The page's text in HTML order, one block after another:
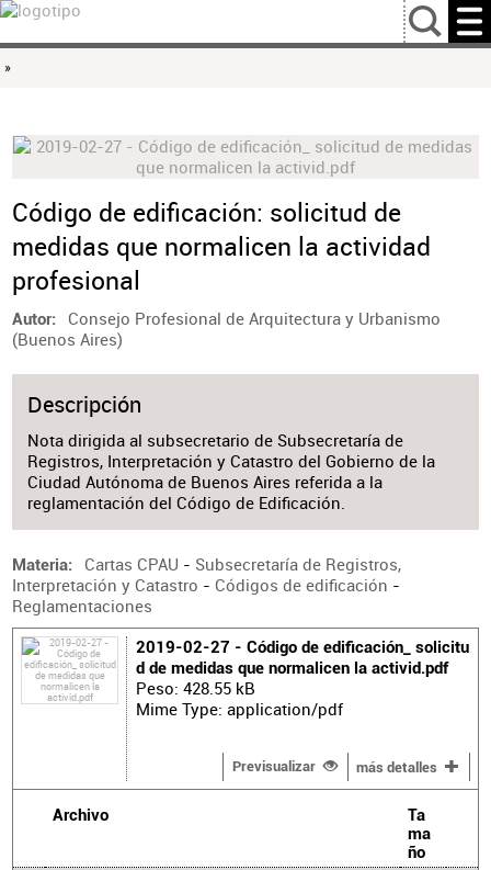
…
»
Código de edificación: solicitud de
medidas que normalicen la actividad
profesional
Autor
Consejo Profesional de Arquitectura y Urbanismo
(Buenos Aires)
Descripción
Nota dirigida al subsecretario de Subsecretaría de
Registros, Interpretación y Catastro del Gobierno de la
Ciudad Autónoma de Buenos Aires referida a la
reglamentación del Código de Edificación.
Materia Cartas CPAU - Subsecretaría de Registros,
Interpretación y Catastro - Códigos de edificación -
Reglamentaciones
2019-02-27 - Código de edificación_ solicitu
d de medidas que normalicen la activid.pdf
Peso: 428.55 kB
Mime Type: application/pdf
Previsualizar más detalles
Archivo
Ta
ma
ño